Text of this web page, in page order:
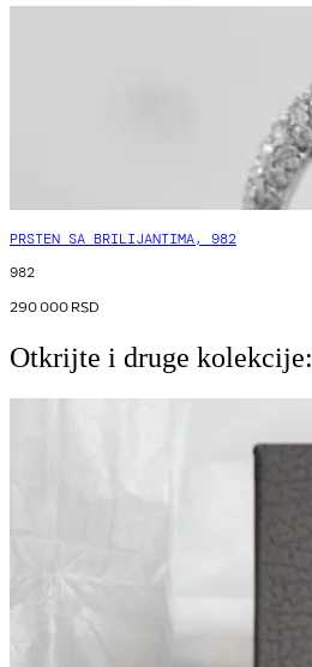
PRSTEN SA BRILIJANTIMA, 982
982
290 000RSD
Otkrijte i druge kolekcije: